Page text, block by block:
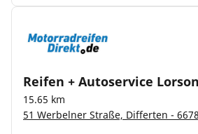
Reifen + Autoservice
15.65 km
51 Werbelner Straße, Differten -